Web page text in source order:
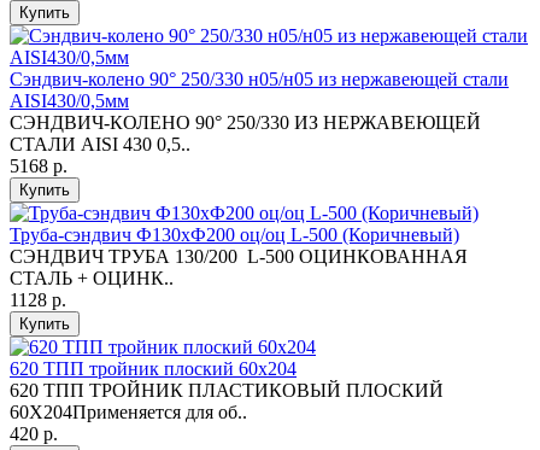
Купить
Сэндвич-колено 90° 250/330 н05/н05 из нержавеющей стали
AISI430/0,5мм
СЭНДВИЧ-КОЛЕНО 90° 250/330 ИЗ НЕРЖАВЕЮЩЕЙ
СТАЛИ AISI 430 0,5..
5168 р.
Купить
Труба-сэндвич Ф130хФ200 оц/оц L-500 (Коричневый)
СЭНДВИЧ ТРУБА 130/200 L-500 ОЦИНКОВАННАЯ
СТАЛЬ + ОЦИНК..
1128 р.
Купить
620 ТПП тройник плоский 60х204
620 ТПП ТРОЙНИК ПЛАСТИКОВЫЙ ПЛОСКИЙ
60Х204Применяется для об..
420 р.